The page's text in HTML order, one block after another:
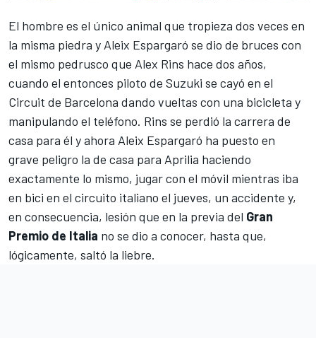
El hombre es el único animal que tropieza dos veces en
la misma piedra y Aleix Espargaró se dio de bruces con
el mismo pedrusco que Alex Rins hace dos años,
cuando el entonces piloto de Suzuki se cayó en el
Circuit de Barcelona dando vueltas con una bicicleta y
manipulando el teléfono. Rins se perdió la carrera de
casa para él y ahora Aleix Espargaró ha puesto en
grave peligro la de casa para Aprilia haciendo
exactamente lo mismo, jugar con el móvil mientras iba
en bici en el circuito italiano el jueves, un accidente y,
en consecuencia, lesión que en la previa del Gran
Premio de Italia no se dio a conocer, hasta que,
lógicamente, saltó la liebre.